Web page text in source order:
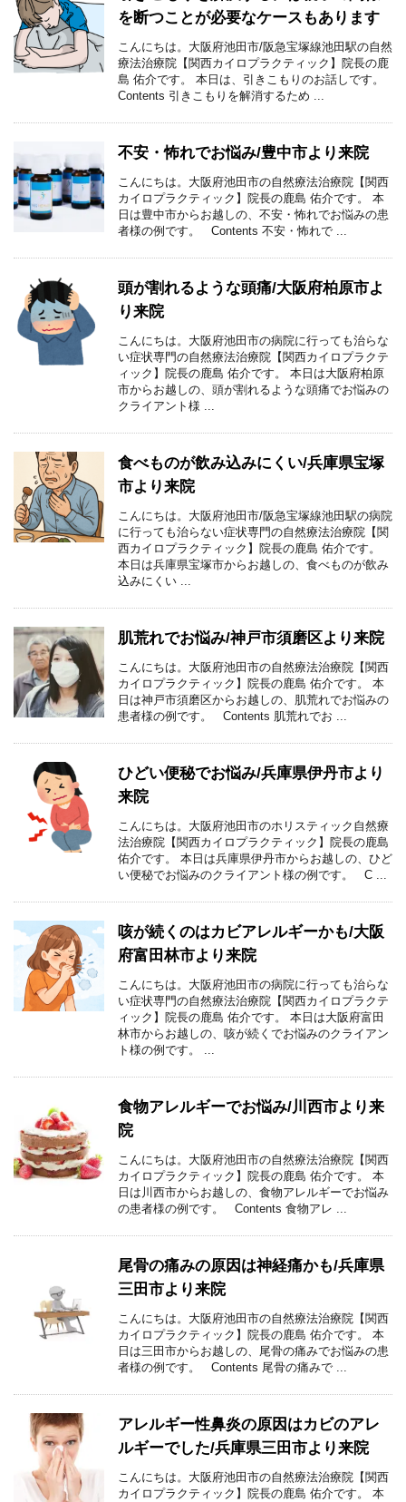
を断つことが必要なケースもあります
こんにちは。大阪府池田市/阪急宝塚線池田駅の自然
療法治療院【関西カイロプラクティック】院長の鹿
島 佑介です。 本日は、引きこもりのお話しです。
Contents 引きこもりを解消するため ...
不安・怖れでお悩み/豊中市より来院
こんにちは。大阪府池田市の自然療法治療院【関西
カイロプラクティック】院長の鹿島 佑介です。 本
日は豊中市からお越しの、不安・怖れでお悩みの患
者様の例です。 Contents 不安・怖れで ...
頭が割れるような頭痛/大阪府柏原市よ
り来院
こんにちは。大阪府池田市の病院に行っても治らな
い症状専門の自然療法治療院【関西カイロプラクテ
ィック】院長の鹿島 佑介です。 本日は大阪府柏原
市からお越しの、頭が割れるような頭痛でお悩みの
クライアント様 ...
食べものが飲み込みにくい/兵庫県宝塚
市より来院
こんにちは。大阪府池田市/阪急宝塚線池田駅の病院
に行っても治らない症状専門の自然療法治療院【関
西カイロプラクティック】院長の鹿島 佑介です。
本日は兵庫県宝塚市からお越しの、食べものが飲み
込みにくい ...
肌荒れでお悩み/神戸市須磨区より来院
こんにちは。大阪府池田市の自然療法治療院【関西
カイロプラクティック】院長の鹿島 佑介です。 本
日は神戸市須磨区からお越しの、肌荒れでお悩みの
患者様の例です。 Contents 肌荒れでお ...
ひどい便秘でお悩み/兵庫県伊丹市より
来院
こんにちは。大阪府池田市のホリスティック自然療
法治療院【関西カイロプラクティック】院長の鹿島
佑介です。 本日は兵庫県伊丹市からお越しの、ひど
い便秘でお悩みのクライアント様の例です。 C ...
咳が続くのはカビアレルギーかも/大阪
府富田林市より来院
こんにちは。大阪府池田市の病院に行っても治らな
い症状専門の自然療法治療院【関西カイロプラクテ
ィック】院長の鹿島 佑介です。 本日は大阪府富田
林市からお越しの、咳が続くでお悩みのクライアン
ト様の例です。 ...
食物アレルギーでお悩み/川西市より来
院
こんにちは。大阪府池田市の自然療法治療院【関西
カイロプラクティック】院長の鹿島 佑介です。 本
日は川西市からお越しの、食物アレルギーでお悩み
の患者様の例です。 Contents 食物アレ ...
尾骨の痛みの原因は神経痛かも/兵庫県
三田市より来院
こんにちは。大阪府池田市の自然療法治療院【関西
カイロプラクティック】院長の鹿島 佑介です。 本
日は三田市からお越しの、尾骨の痛みでお悩みの患
者様の例です。 Contents 尾骨の痛みで ...
アレルギー性鼻炎の原因はカビのアレ
ルギーでした/兵庫県三田市より来院
こんにちは。大阪府池田市の自然療法治療院【関西
カイロプラクティック】院長の鹿島 佑介です。 本